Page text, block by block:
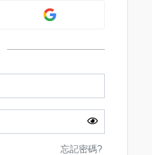
忘記密碼?